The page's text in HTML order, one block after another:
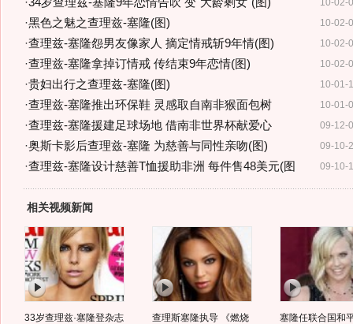
10-02-
10-02-
·黑色之魅之查理兹-塞隆(图)
10-02-
·查理兹-塞隆怨男友像家人 摘定情戒斩9年情(图)
10-02-
·查理兹-塞隆拿掉订情戒 传结束9年恋情(图)
10-01-
·贵妇出行之查理兹-塞隆(图)
10-01-
·查理兹-塞隆推出环保鞋 灵感取自南非猴面包树
09-12-
·查理兹-塞隆援建足球场地 借南非世界杯献爱心
09-10-
·奥斯卡影后查理兹-塞隆 为慈善与同性亲吻(图)
09-10-
·查理兹-塞隆设计慈善T恤援助非洲 每件售48美元(图
相关视频新闻
33岁查理兹·塞隆登杂志
查理斯塞隆执导 《燃烧
塞隆任联合国和